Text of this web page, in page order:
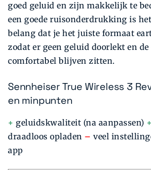
goed geluid en zijn makkelijk te
een goede ruisonderdrukking is
belang dat je het juiste formaat
zodat er geen geluid doorlekt en de
comfortabel blijven zitten.
Sennheiser True Wireless 3
en minpunten
+ geluidskwaliteit (na aanpassen) +
draadloos opladen – veel
app